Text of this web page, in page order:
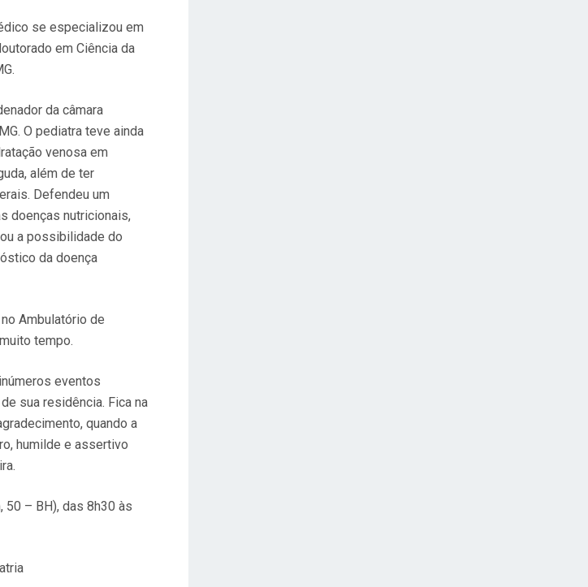
se especializou em
em Ciência da
da câmara
O pediatra teve ainda
venosa em
além de ter
Defendeu um
doenças nutricionais,
a possibilidade do
da doença
Ambulatório de
tempo.
eventos
sua residência. Fica na
quando a
humilde e assertivo
50 – BH), das 8h30 às